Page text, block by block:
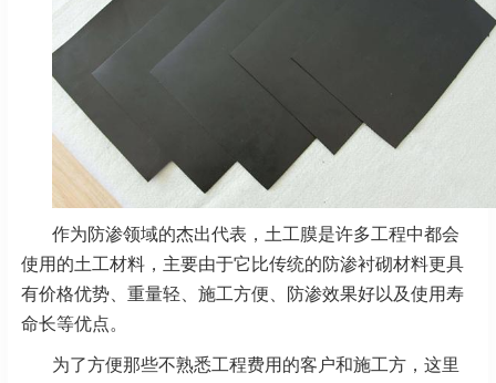
作为防渗领域的杰出代表，土工膜是许多工程中都会
使用的土工材料，主要由于它比传统的防渗衬砌材料更具
有价格优势、重量轻、施工方便、防渗效果好以及使用寿
命长等优点。
为了方便那些不熟悉工程费用的客户和施工方，这里